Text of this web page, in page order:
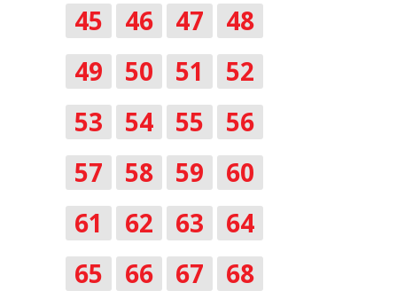
45
46 47
48
49
50 51
52
53
54 55
56
57
58 59
60
61
62 63
64
65
66 67
68